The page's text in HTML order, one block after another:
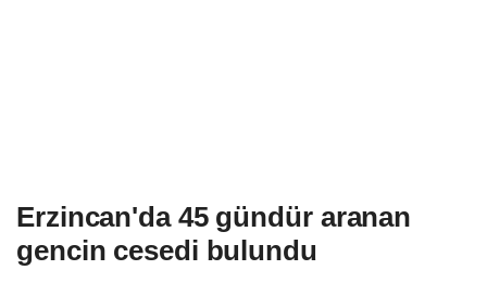
Erzincan'da 45 gündür aranan
gencin cesedi bulundu